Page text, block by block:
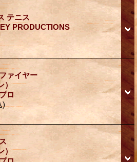
テニス
PRODUCTIONS
ァイヤー
）
ロ
)
）